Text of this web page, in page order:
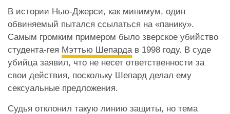
В истории Нью-Джерси, как минимум, один
обвиняемый пытался ссылаться на «панику».
Самым громким примером было зверское убийство
студента-гея Мэттью Шепарда в 1998 году. В суде
убийца заявил, что не несет ответственности за
свои действия, поскольку Шепард делал ему
сексуальные предложения.
Судья отклонил такую линию защиты, но тема